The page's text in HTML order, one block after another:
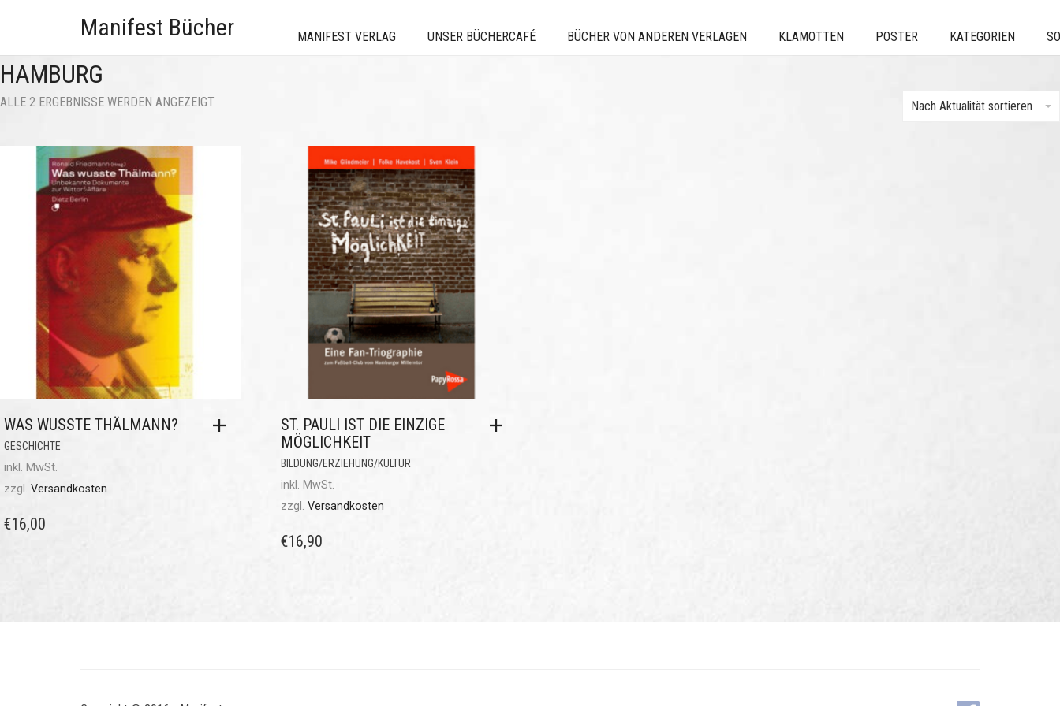
Manifest Bücher MANIFEST VERLAG UNSER BÜCHERCAFÉ BÜCHER VON ANDEREN VERLAGEN KLAMOTTEN POSTER KATEGORIEN
HAMBURG
ALLE 2 ERGEBNISSE WERDEN ANGEZEIGT Nach Aktualität sortieren
WAS WUSSTE THÄLMANN?
GESCHICHTE
inkl. MwSt.
zzgl. Versandkosten
€16,00
ST. PAULI IST DIE EINZIGE
MÖGLICHKEIT
BILDUNG/ERZIEHUNG/KULTUR
inkl. MwSt.
zzgl. Versandkosten
€16,90